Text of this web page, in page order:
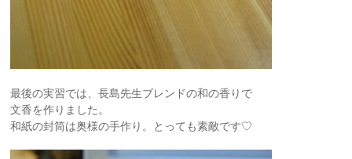
最後の実習では、長島先生ブレンドの和の香りで
文香を作りました。
和紙の封筒は奥様の手作り。とっても素敵です♡